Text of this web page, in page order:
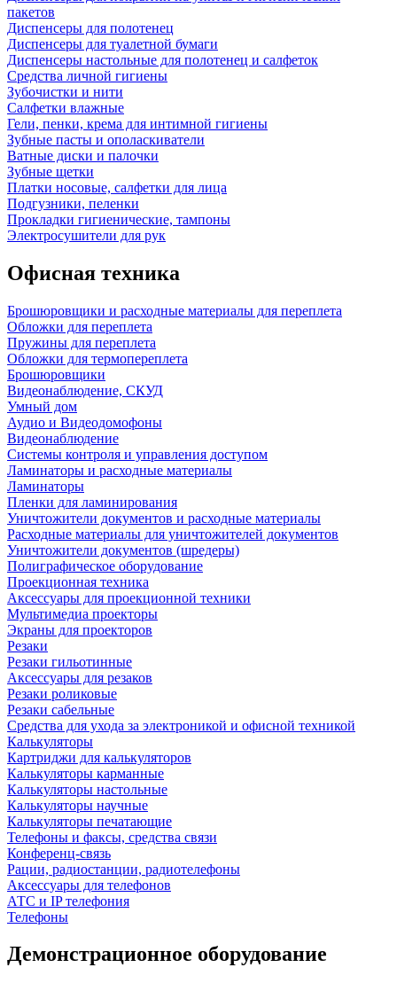
пакетов
Диспенсеры для полотенец
Диспенсеры для туалетной бумаги
Диспенсеры настольные для полотенец и салфеток
Средства личной гигиены
Зубочистки и нити
Салфетки влажные
Гели, пенки, крема для интимной гигиены
Зубные пасты и ополаскиватели
Ватные диски и палочки
Зубные щетки
Платки носовые, салфетки для лица
Подгузники, пеленки
Прокладки гигиенические, тампоны
Электросушители для рук
Офисная техника
Брошюровщики и расходные материалы для переплета
Обложки для переплета
Пружины для переплета
Обложки для термопереплета
Брошюровщики
Видеонаблюдение, СКУД
Умный дом
Аудио и Видеодомофоны
Видеонаблюдение
Системы контроля и управления доступом
Ламинаторы и расходные материалы
Ламинаторы
Пленки для ламинирования
Уничтожители документов и расходные материалы
Расходные материалы для уничтожителей документов
Уничтожители документов (шредеры)
Полиграфическое оборудование
Проекционная техника
Аксессуары для проекционной техники
Мультимедиа проекторы
Экраны для проекторов
Резаки
Резаки гильотинные
Аксессуары для резаков
Резаки роликовые
Резаки сабельные
Средства для ухода за электроникой и офисной техникой
Калькуляторы
Картриджи для калькуляторов
Калькуляторы карманные
Калькуляторы настольные
Калькуляторы научные
Калькуляторы печатающие
Телефоны и факсы, средства связи
Конференц-связь
Рации, радиостанции, радиотелефоны
Аксессуары для телефонов
АТС и IP телефония
Телефоны
Демонстрационное оборудование